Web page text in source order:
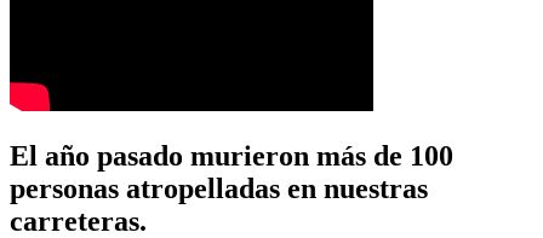
El año pasado murieron más de 100
personas atropelladas en nuestras
carreteras.